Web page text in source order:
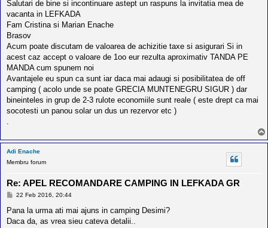
Salutari de bine si incontinuare astept un raspuns la invitatia mea de
vacanta in LEFKADA
Fam Cristina si Marian Enache
Brasov
Acum poate discutam de valoarea de achizitie taxe si asigurari Si in
acest caz accept o valoare de 1oo eur rezulta aproximativ TANDA PE
MANDA cum spunem noi
Avantajele eu spun ca sunt iar daca mai adaugi si posibilitatea de off
camping ( acolo unde se poate GRECIA MUNTENEGRU SIGUR ) dar
bineinteles in grup de 2-3 rulote economiile sunt reale ( este drept ca mai
socotesti un panou solar un dus un rezervor etc )
.
Adi Enache
Membru forum
Re: APEL RECOMANDARE CAMPING IN LEFKADA GR
M
s
j
22 Feb 2016, 20:44
Pana la urma ati mai ajuns in camping Desimi?
Daca da, as vrea sieu cateva detalii..